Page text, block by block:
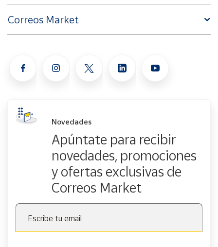
Correos Market
Novedades
Apúntate para recibir
novedades, promociones
y ofertas exclusivas de
Correos Market
Escribe tu email